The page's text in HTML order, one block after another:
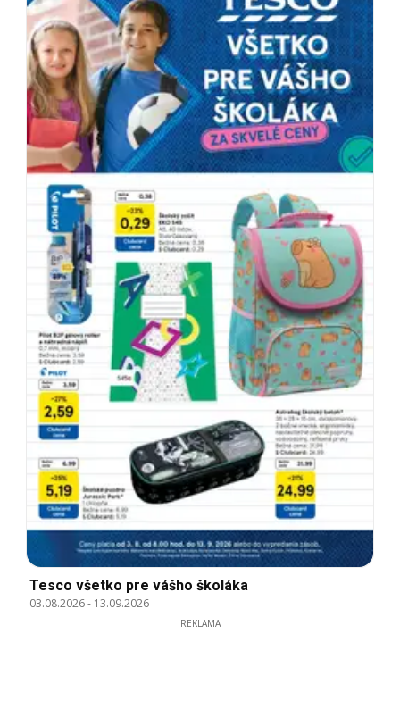
Tesco všetko pre vášho školáka
03.08.2026- 13.09.2026
REKLAMA